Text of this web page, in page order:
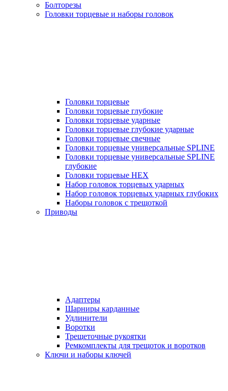
Болторезы
Головки торцевые и наборы головок
Головки торцевые
Головки торцевые глубокие
Головки торцевые ударные
Головки торцевые глубокие ударные
Головки торцевые свечные
Головки торцевые универсальные SPLINE
Головки торцевые универсальные SPLINE
глубокие
Головки торцевые HEX
Набор головок торцевых ударных
Набор головок торцевых ударных глубоких
Наборы головок с трещоткой
Приводы
Адаптеры
Шарниры карданные
Удлинители
Воротки
Трещеточные рукоятки
Ремкомплекты для трещоток и воротков
Ключи и наборы ключей